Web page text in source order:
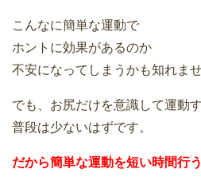
こんなに簡単な運動で
ホントに効果があるのか
不安になってしまうかも知れませ
でも、お尻だけを意識して運動
普段は少ないはずです。
だから簡単な運動を短い時間行